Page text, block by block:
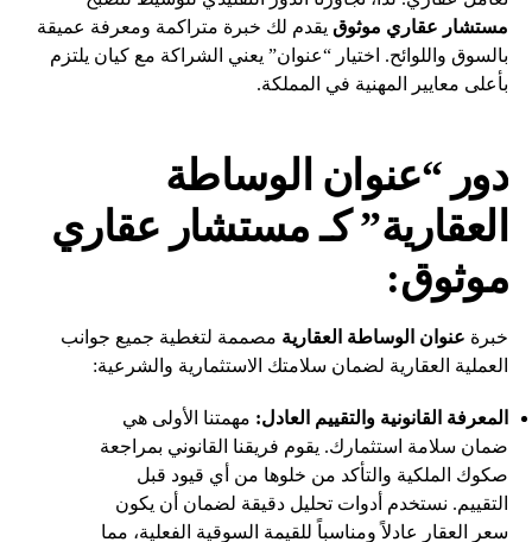
مستشار عقاري موثوق يقدم لك خبرة متراكمة ومعرفة عميقة
بالسوق واللوائح. اختيار “عنوان” يعني الشراكة مع كيان يلتزم
بأعلى معايير المهنية في المملكة.
دور “عنوان الوساطة
العقارية” كـ مستشار عقاري
موثوق:
خبرة عنوان الوساطة العقارية مصممة لتغطية جميع جوانب
العملية العقارية لضمان سلامتك الاستثمارية والشرعية:
المعرفة القانونية والتقييم العادل: مهمتنا الأولى هي
ضمان سلامة استثمارك. يقوم فريقنا القانوني بمراجعة
صكوك الملكية والتأكد من خلوها من أي قيود قبل
التقييم. نستخدم أدوات تحليل دقيقة لضمان أن يكون
سعر العقار عادلاً ومناسباً للقيمة السوقية الفعلية، مما